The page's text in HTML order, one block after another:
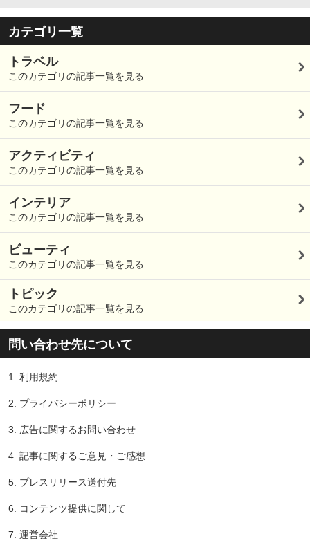
カテゴリ一覧
トラベル
このカテゴリの記事一覧を見る
フード
このカテゴリの記事一覧を見る
アクティビティ
このカテゴリの記事一覧を見る
インテリア
このカテゴリの記事一覧を見る
ビューティ
このカテゴリの記事一覧を見る
トピック
このカテゴリの記事一覧を見る
問い合わせ先について
1. 利用規約
2. プライバシーポリシー
3. 広告に関するお問い合わせ
4. 記事に関するご意見・ご感想
5. プレスリリース送付先
6. コンテンツ提供に関して
7. 運営会社